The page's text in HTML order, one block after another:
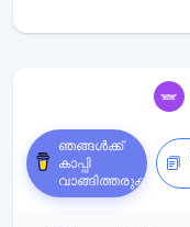
ഞങ്ങൾക്ക്
കാപ്പി
വാങ്ങിത്തരുക